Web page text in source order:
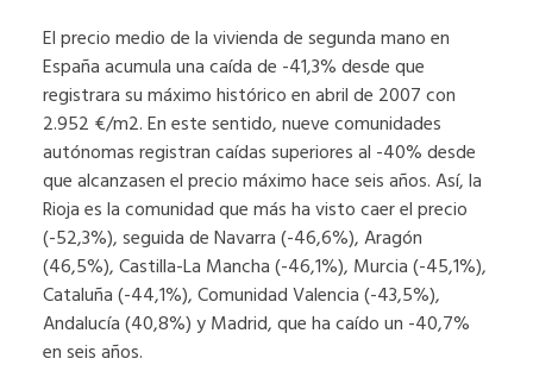
El precio medio de la vivienda de segunda mano en
España acumula una caída de -41,3% desde que
registrara su máximo histórico en abril de 2007 con
2.952 €/m2. En este sentido, nueve comunidades
autónomas registran caídas superiores al -40% desde
que alcanzasen el precio máximo hace seis años. Así, la
Rioja es la comunidad que más ha visto caer el precio
(-52,3%), seguida de Navarra (-46,6%), Aragón
(46,5%), Castilla-La Mancha (-46,1%), Murcia (-45,1%),
Cataluña (-44,1%), Comunidad Valencia (-43,5%),
Andalucía (40,8%) y Madrid, que ha caído un -40,7%
en seis años.